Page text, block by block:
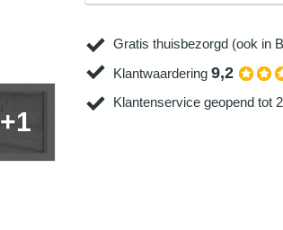
+1
Gratis thuisbezorgd (ook in
Klantwaardering 9,2
Klantenservice geopend tot